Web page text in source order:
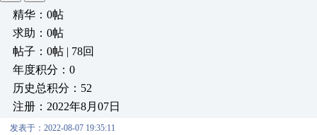
精华：0帖
求助：0帖
帖子：0帖 | 78回
年度积分：0
历史总积分：52
注册：2022年8月07日
发表于：2022-08-07 19:35:11